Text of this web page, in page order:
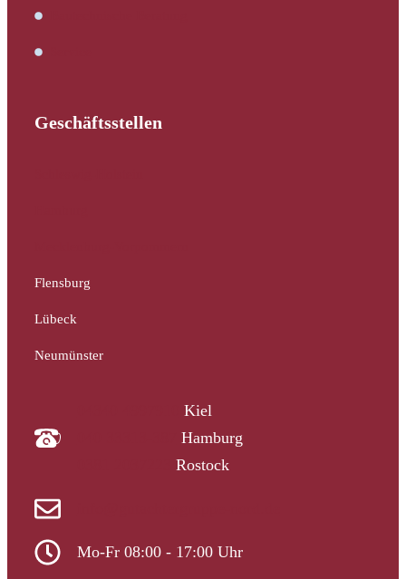
Geschäftsstellen
Flensburg
Lübeck
Neumünster
Kiel
Hamburg
Rostock
Mo-Fr 08:00 - 17:00 Uhr